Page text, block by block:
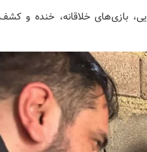
بازی‌های خلاقانه، خنده و